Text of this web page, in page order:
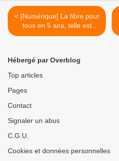
< [Numérique] La fibre pour
tous en 5 ans, telle est
notre ambition !
Hébergé par Overblog
Top articles
Pages
Contact
Signaler un abus
C.G.U.
Cookies et données personnelles